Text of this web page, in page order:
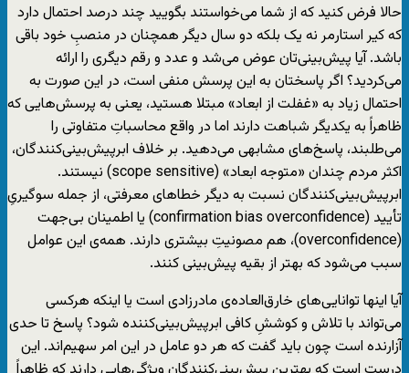
حالا فرض کنید که از شما می‌خواستند بگویید چند درصد احتمال دارد
که کیر استارمر نه یک بلکه دو سال دیگر همچنان در منصبِ خود باقی
باشد. آیا پیش‌بینی‌تان عوض می‌شد و عدد و رقم دیگری را ارائه
می‌کردید؟ اگر پاسختان به این پرسش منفی است، در این صورت به
احتمال زیاد به «غفلت از ابعاد» مبتلا هستید، یعنی به پرسش‌هایی که
ظاهراً به یکدیگر شباهت دارند اما در واقع محاسباتِ متفاوتی را
می‌طلبند، پاسخ‌های مشابهی می‌دهید. بر خلاف ابرپیش‌بینی‌کنندگان،
اکثر مردم چندان «متوجه ابعاد» (scope sensitive) نیستند.
ابرپیش‌بینی‌کنندگان نسبت به دیگر خطاهای معرفتی، از جمله سوگیریِ
تأیید (confirmation bias overconfidence) یا اطمینان بی‌جهت
(
overconfidence)، هم مصونیتِ بیشتری دارند. همه‌ی این عوامل
سبب می‌شود که بهتر از بقیه پیش‌بینی کنند.
آیا اینها توانایی‌های خارق‌العاده‌ی مادرزادی است یا اینکه هرکسی
می‌تواند با تلاش و کوششِ کافی ابرپیش‌بینی‌کننده شود؟ پاسخ تا حدی
آزارنده است چون باید گفت که هر دو عامل در این امر سهیم‌اند. این